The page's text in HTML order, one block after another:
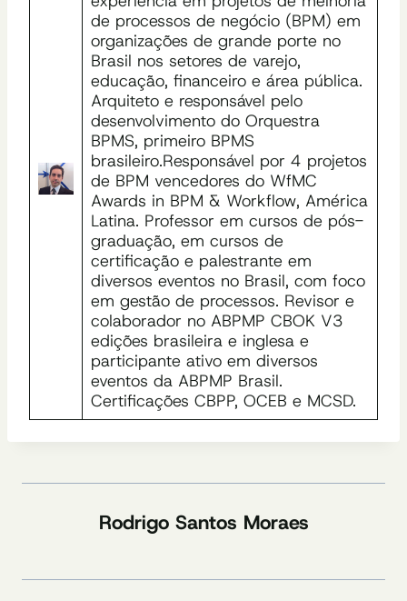
de processos de negócio (BPM) em
organizações de grande porte no
Brasil nos setores de varejo,
educação, financeiro e área pública.
Arquiteto e responsável pelo
desenvolvimento do Orquestra
BPMS, primeiro BPMS
brasileiro.Responsável por 4 projetos
de BPM vencedores do WfMC
Awards in BPM & Workflow, América
Latina. Professor em cursos de pós-
graduação, em cursos de
certificação e palestrante em
diversos eventos no Brasil, com foco
em gestão de processos. Revisor e
colaborador no ABPMP CBOK V3
edições brasileira e inglesa e
participante ativo em diversos
eventos da ABPMP Brasil.
Certificações CBPP, OCEB e MCSD.
Rodrigo Santos Moraes